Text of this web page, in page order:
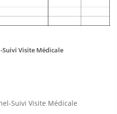
Suivi Visite Médicale
Suivi Visite Médicale